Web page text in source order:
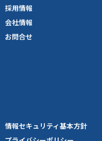
採用情報
会社情報
お問合せ
情報セキュリティ基本方針